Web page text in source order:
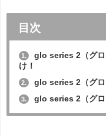
目次
1.
glo series 2（グロ
け！
2. glo series 2（グロ
3. glo series 2（グロ